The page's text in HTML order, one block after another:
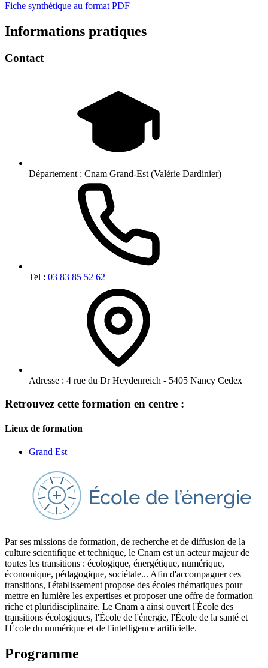
Fiche synthétique au format PDF
Informations pratiques
Contact
Département : Cnam Grand-Est (Valérie Dardinier)
Tel : 03 83 85 52 62
Adresse : 4 rue du Dr Heydenreich - 5405 Nancy Cedex
Retrouvez cette formation en centre :
Lieux de formation
Grand Est
Par ses missions de formation, de recherche et de diffusion de la
culture scientifique et technique, le Cnam est un acteur majeur de
toutes les transitions : écologique, énergétique, numérique,
économique, pédagogique, sociétale... Afin d'accompagner ces
transitions, l'établissement propose des écoles thématiques pour
mettre en lumière les expertises et proposer une offre de formation
riche et pluridisciplinaire. Le Cnam a ainsi ouvert l'École des
transitions écologiques, l'École de l'énergie, l'École de la santé et
l'École du numérique et de l'intelligence artificielle.
Programme